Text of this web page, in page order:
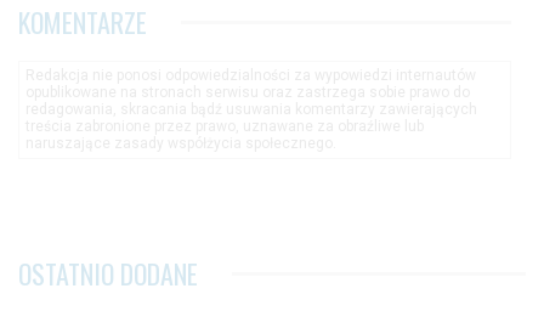
KOMENTARZE
OSTATNIO DODANE